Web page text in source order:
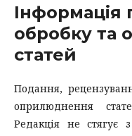
Інформація
обробку та
статей
Подання,
оприлюднення
Редакція не стягує